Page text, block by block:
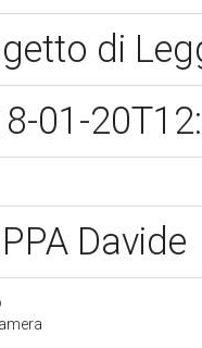
di
01-
Davide